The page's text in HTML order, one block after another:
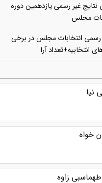
نتایج غیر رسمی یازدهمین دوره
مجلس
رسمی انتخابات مجلس در برخی
انتخابیه+تعداد آرا
نیا
خواه
زاوه